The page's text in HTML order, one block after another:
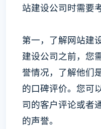
站建设公司时需要
第一，了解网站建
建设公司之前，您
誉情况，了解他们
的口碑评价。您可
司的客户评论或者
的声誉。